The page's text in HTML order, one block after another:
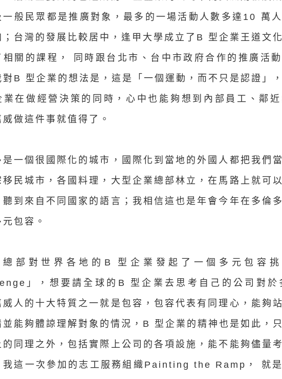
一般民眾都是推廣對象，最多的一場活動人數多達10 萬
；台灣的發展比較居中，逢甲大學成立了B 型企業王道文
相關的課程， 同時跟台北市、台中市政府合作的推廣活
對B 型企業的想法是，這是「一個運動，而不只是認證」
業在做經營決策的同時，心中也能夠想到內部員工、鄰
做這件事就值得了。
是一個很國際化的城市，國際化到當地的外國人都把我們
移民城市，各國料理，大型企業總部林立，在馬路上就可
聽到來自不同國家的語言；我相信這也是年會今年在多倫
包容。
總部對世界各地的B 型企業發起了一個多元包容
」，想要請全球的B 型企業去思考自己的公司對於
威人的十大特質之一就是包容，包容代表有同理心，能夠
並能夠體諒理解對象的情況，B 型企業的精神也是如此，
的同理之外，包括實際上公司的各項設施，能不能夠儘量
我這一次參加的志工服務組織Painting the Ramp， 就